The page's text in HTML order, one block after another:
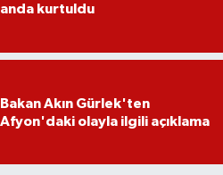
anda kurtuldu
Bakan Akın Gürlek'ten
Afyon'daki olayla ilgili açıklama